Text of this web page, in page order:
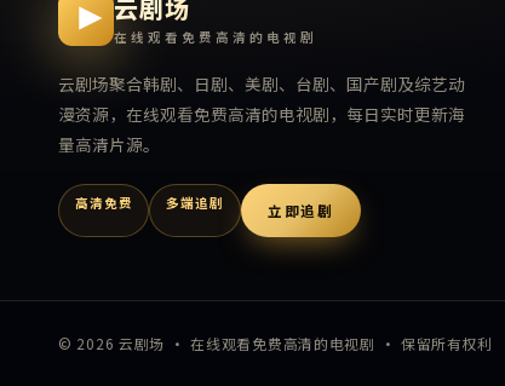
云剧场
在线观看免费高清的电视剧
云剧场聚合韩剧、日剧、美剧、台剧、国产剧及综艺动
漫资源， 在线观看免费高清的电视剧 ，每日实时更新海
量高清片源。
高清免费 多端追剧 立即追剧
© 2026 云剧场 ·在线观看免费高清的电视剧 · 保留所有权利